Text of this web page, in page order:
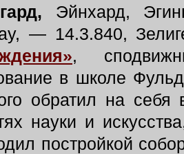
Эйнхард,
— 14.3.840,
,
в школе
обратил на
науки и
постройкой